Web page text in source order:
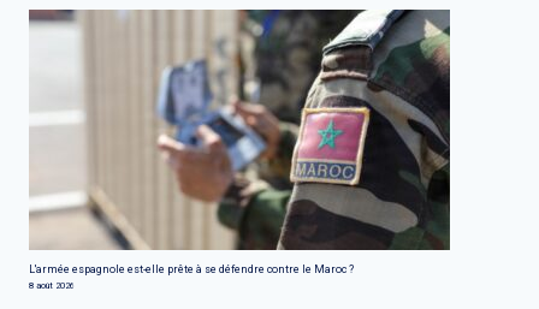
L'armée espagnole est-elle prête à se défendre contre le Maroc ?
8 août 2026